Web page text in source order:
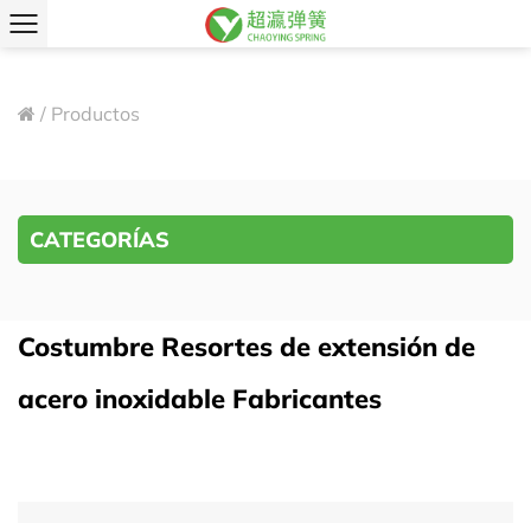
/ Productos
CATEGORÍAS
Costumbre Resortes de extensión de
acero inoxidable Fabricantes